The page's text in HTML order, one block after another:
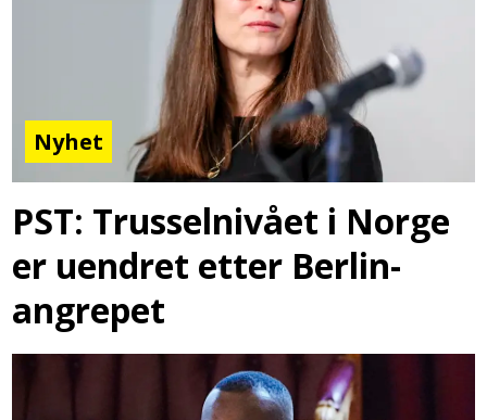
Nyhet
PST: Trusselnivået i Norge
er uendret etter Berlin-
angrepet